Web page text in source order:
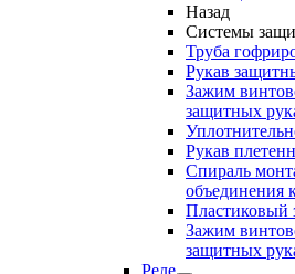
Назад
Системы
Труба
Рукав
Зажим
защитных
Рукав
Спираль
объединения
Пластиковый
Зажим
защитных
Реле